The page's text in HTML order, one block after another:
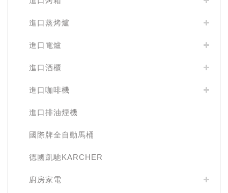
進口蒸烤爐
進口電爐
進口酒櫃
進口咖啡機
進口排油煙機
國際牌全自動馬桶
德國凱馳KARCHER
廚房家電